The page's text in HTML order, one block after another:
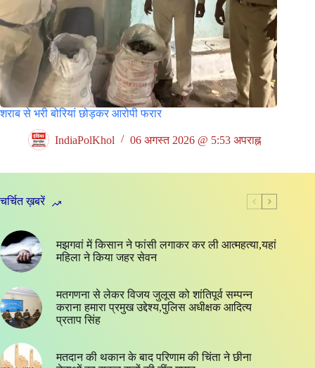
शराब से भरी बोरियां छोड़कर आरोपी फरार
IndiaPolKhol 06 अगस्त 2026 @ 5:53 अपराह्न
चर्चित ख़बरें
मझगवां में किसान ने फांसी लगाकर कर ली आत्महत्या,यहां
महिला ने किया जहर सेवन
मतगणना से लेकर विजय जुलूस को शांतिपूर्व सम्पन्न
कराना हमारा प्रमुख उद्देश्य,पुलिस अधीक्षक आदित्य
प्रताप सिंह
मतदान की थकान के बाद परिणाम की चिंता ने छीना